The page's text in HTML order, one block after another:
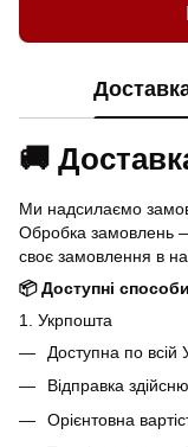
🚚
Ми надсилаємо
Обробка замовлень
своє замовлення в
📦 Доступні
1. Укрпошта
Доступна по всій
Відправка
Орієнтовна